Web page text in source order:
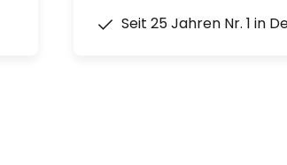
Seit 25 Jahren Nr. 1 in